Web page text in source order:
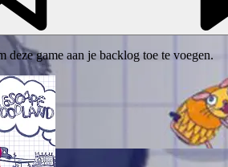
deze game aan je backlog toe te voegen.